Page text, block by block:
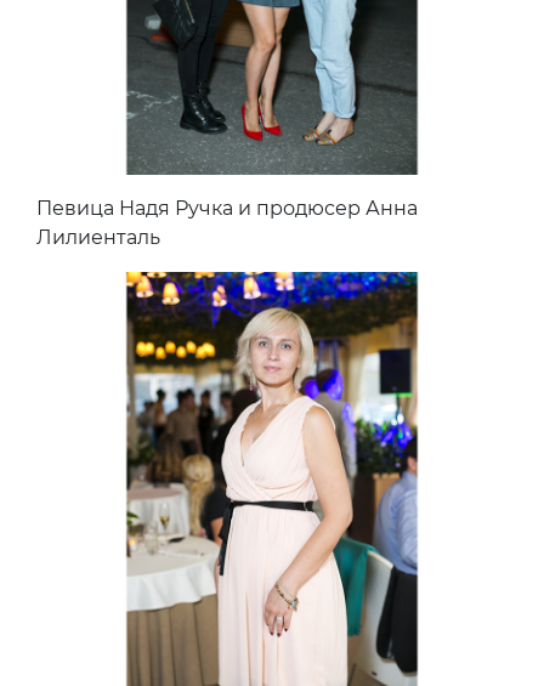
Певица Надя Ручка и продюсер Анна
Лилиенталь